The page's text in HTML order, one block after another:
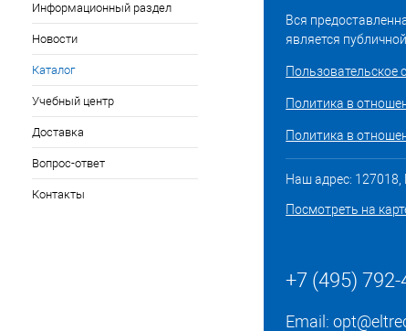
Информационный раздел
Новости
Каталог
Учебный центр
Доставка
Вопрос-ответ
Контакты
Вся
является
Пользовательское
Политика в
Политика в
Наш адрес: 127018,
Посмотреть на
+7 (495) 792-
Email: